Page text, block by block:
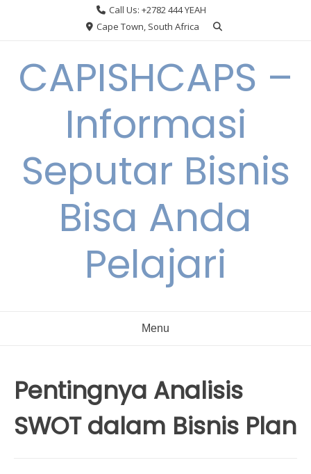
Call Us: +2782 444 YEAH
Cape Town, South Africa
CAPISHCAPS –
Informasi
Seputar Bisnis
Bisa Anda
Pelajari
Menu
Pentingnya Analisis
SWOT dalam Bisnis Plan